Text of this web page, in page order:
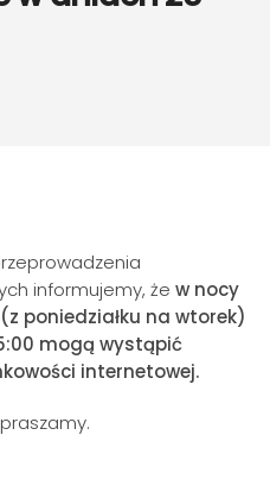
informujemy, że w nocy
poniedziałku na wtorek)
mogą wystąpić
internetowej.